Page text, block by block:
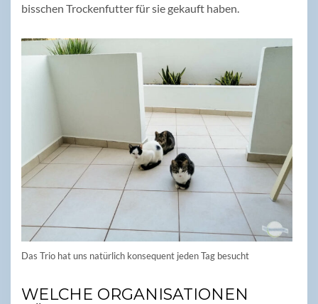
bisschen Trockenfutter für sie gekauft haben.
Das Trio hat uns natürlich konsequent jeden Tag besucht
WELCHE ORGANISATIONEN